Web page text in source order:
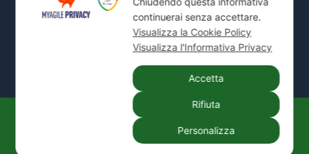
Mostra Tutte le Zone Servite →
IDEAL JET S.N.C. DI PREZIOSO
continuerai senza accettare.
Visualizza la Cookie Policy
Visualizza l'Informativa Privacy
Accetta
Rifiuta
Personalizza